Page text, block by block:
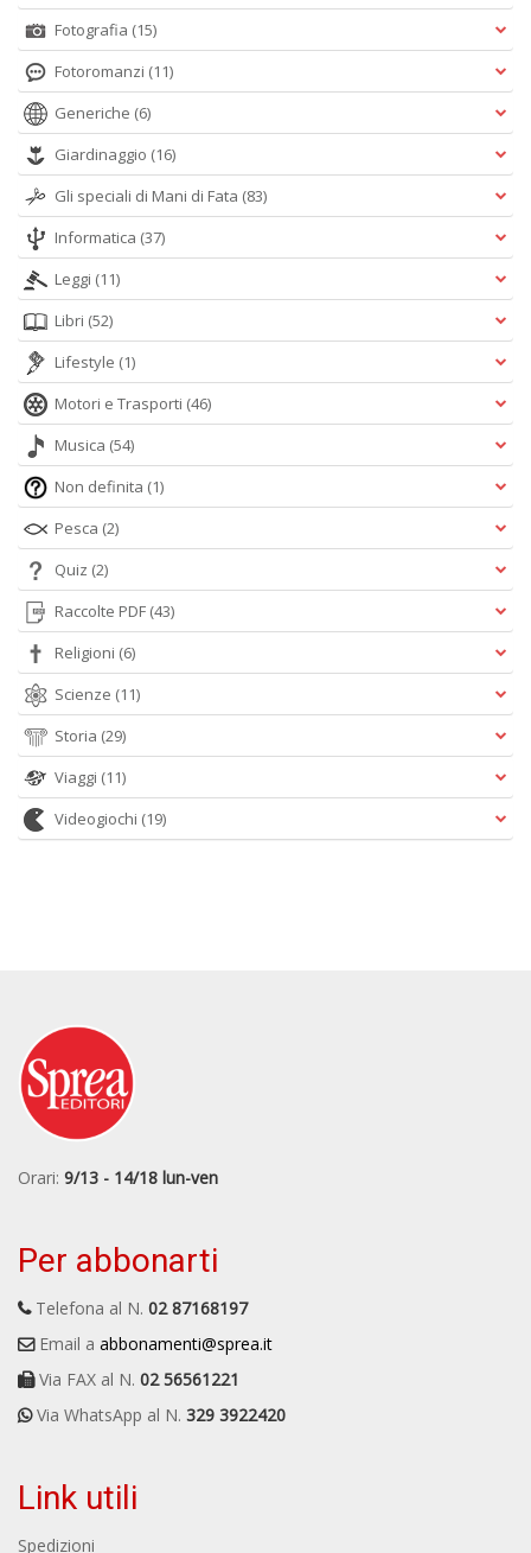
Fotografia (15)
Fotoromanzi (11)
Generiche (6)
Giardinaggio (16)
Gli speciali di Mani di Fata (83)
Informatica (37)
Leggi (11)
Libri (52)
Lifestyle (1)
Motori e Trasporti (46)
Musica (54)
Non definita (1)
Pesca (2)
Quiz (2)
Raccolte PDF (43)
Religioni (6)
Scienze (11)
Storia (29)
Viaggi (11)
Videogiochi (19)
Orari: 9/13 - 14/18 lun-ven
Per abbonarti
Telefona al N. 02 87168197
Email a abbonamenti@sprea.it
Via FAX al N. 02 56561221
Via WhatsApp al N. 329 3922420
Link utili
Spedizioni